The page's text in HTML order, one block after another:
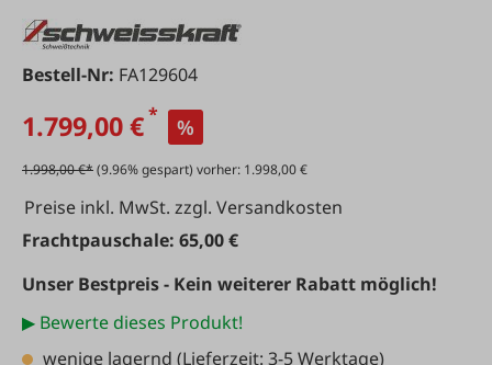
Bestell-Nr: FA129604
1.799,00 €* %
1.998,00 €*(9.96% gespart) vorher: 1.998,00 €
Preise inkl. MwSt. zzgl. Versandkosten
Frachtpauschale: 65,00 €
Unser Bestpreis - Kein weiterer Rabatt möglich!
▶ Bewerte dieses Produkt!
wenige lagernd (Lieferzeit: 3-5 Werktage)